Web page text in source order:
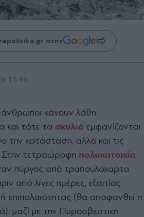
στην
13:45
κάνουν λάθη
και τότε τα σκυλιά εμφανίζονται
την κατάσταση, αλλά και τις
Στην τετραώροφη πολυκατοικία
πύργος από τραπουλόχαρτα
από λίγες ημέρες, εξαιτίας
επιπολαιότητας (θα αποφανθεί η
μαζί με την Πυροσβεστική